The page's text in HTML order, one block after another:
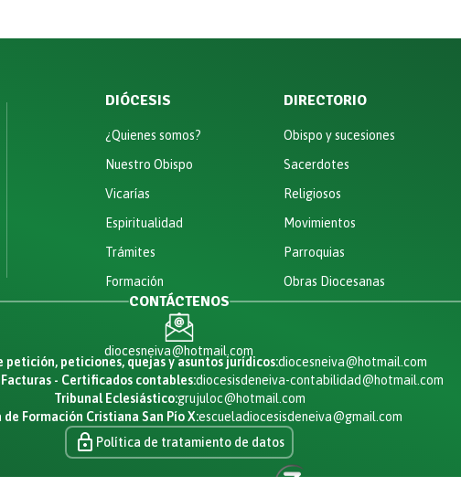
DIÓCESIS
¿Quienes somos?
Nuestro Obispo
Vicarías
Espiritualidad
Trámites
Formación
DIRECTORIO
Obispo y sucesiones
Sacerdotes
Religiosos
Movimientos
Parroquias
Obras Diocesanas
CONTÁCTENOS
diocesneiva@hotmail.com
petición, peticiones, quejas y asuntos jurídicos:diocesneiva@hotmail.com
- Certificados contables:diocesisdeneiva-contabilidad@hotmail.com
Tribunal Eclesiástico:grujuloc@hotmail.com
de Formación Cristiana San Pío X:escueladiocesisdeneiva@gmail.com
Política de tratamiento de datos